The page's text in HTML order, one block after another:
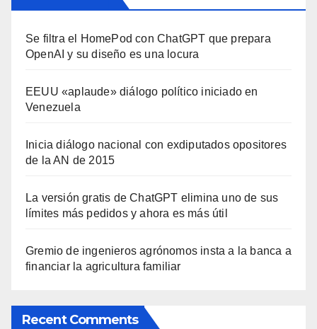
Se filtra el HomePod con ChatGPT que prepara
OpenAI y su diseño es una locura
EEUU «aplaude» diálogo político iniciado en
Venezuela
Inicia diálogo nacional con exdiputados opositores
de la AN de 2015
La versión gratis de ChatGPT elimina uno de sus
límites más pedidos y ahora es más útil
Gremio de ingenieros agrónomos insta a la banca a
financiar la agricultura familiar
Recent Comments